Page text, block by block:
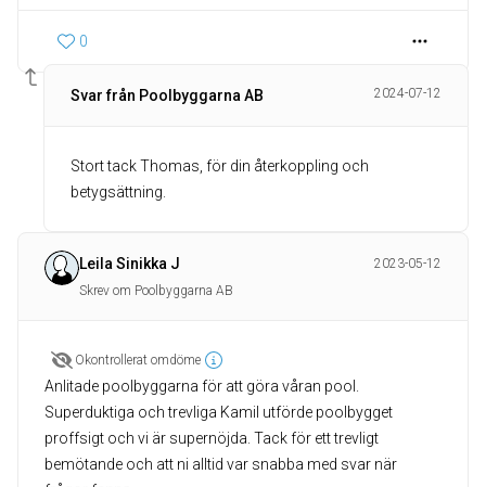
0
Svar från Poolbyggarna AB 2024-07-12
Stort tack Thomas, för din återkoppling och
betygsättning.
Leila Sinikka J
2023-05-12
Skrev om Poolbyggarna AB
Okontrollerat omdöme
Anlitade poolbyggarna för att göra våran pool.
Superduktiga och trevliga Kamil utförde poolbygget
proffsigt och vi är supernöjda. Tack för ett trevligt
bemötande och att ni alltid var snabba med svar när